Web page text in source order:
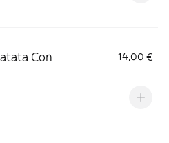
Con
14,00 €